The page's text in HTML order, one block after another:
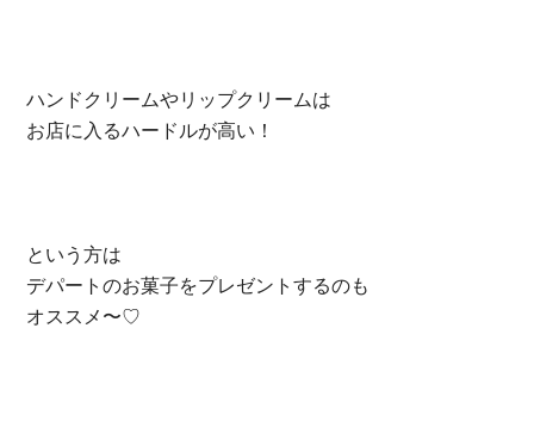
ハンドクリームやリップクリームは
お店に入るハードルが高い！
という方は
デパートのお菓子をプレゼントするのも
オススメ〜♡